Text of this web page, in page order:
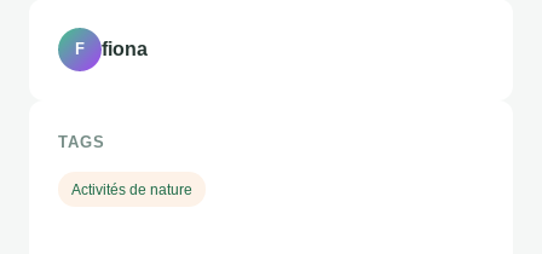
F fiona
TAGS
Activités de nature